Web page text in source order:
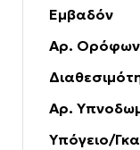
Εμβαδόν
Αρ. Ορόφων
Αρ.
Υπόγειο/